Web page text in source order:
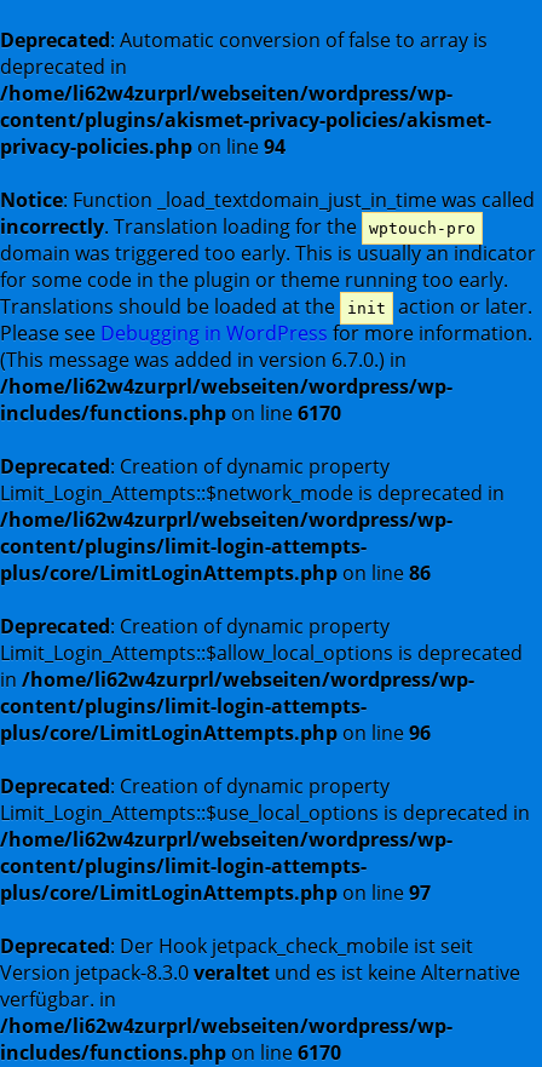
Deprecated: Automatic conversion of false to array is
deprecated in
/home/li62w4zurprl/webseiten/wordpress/wp-
content/plugins/akismet-privacy-policies/akismet-
privacy-policies.php on line94
Notice: Function _load_textdomain_just_in_time was called
incorrectly. Translation loading for the wptouch-pro
domain was triggered too early. This is usually an indicator
for some code in the plugin or theme running too early.
Translations should be loaded at the
init
action or later.
Please see Debugging in WordPress for more information.
(This message was added in version 6.7.0.) in
/home/li62w4zurprl/webseiten/wordpress/wp-
includes/functions.php on line6170
Deprecated: Creation of dynamic property
Limit_Login_Attempts::$network_mode is deprecated in
/home/li62w4zurprl/webseiten/wordpress/wp-
content/plugins/limit-login-attempts-
plus/core/LimitLoginAttempts.php on line86
Deprecated: Creation of dynamic property
Limit_Login_Attempts::$allow_local_options is deprecated
in /home/li62w4zurprl/webseiten/wordpress/wp-
content/plugins/limit-login-attempts-
plus/core/LimitLoginAttempts.php on line96
Deprecated: Creation of dynamic property
Limit_Login_Attempts::$use_local_options is deprecated in
/home/li62w4zurprl/webseiten/wordpress/wp-
content/plugins/limit-login-attempts-
plus/core/LimitLoginAttempts.php on line97
Deprecated: Der Hook jetpack_check_mobile ist seit
Version jetpack-8.3.0veraltet und es ist keine Alternative
verfügbar. in
/home/li62w4zurprl/webseiten/wordpress/wp-
includes/functions.php on line6170